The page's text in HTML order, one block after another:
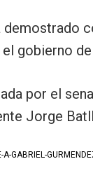
demostrado
el gobierno
por el
Jorge
A-GABRIEL-